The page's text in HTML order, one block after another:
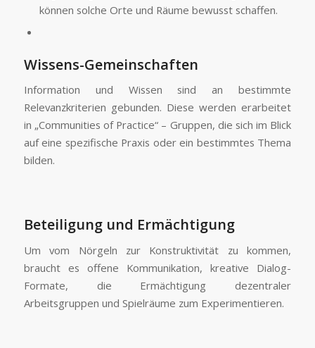
können solche Orte und Räume bewusst schaffen.
Wissens-Gemeinschaften
Information und Wissen sind an bestimmte
Relevanzkriterien gebunden. Diese werden erarbeitet
in „Communities of Practice“ – Gruppen, die sich im Blick
auf eine spezifische Praxis oder ein bestimmtes Thema
bilden.
Beteiligung und Ermächtigung
Um vom Nörgeln zur Konstruktivität zu kommen,
braucht es offene Kommunikation, kreative Dialog-
Formate, die Ermächtigung dezentraler
Arbeitsgruppen und Spielräume zum Experimentieren.